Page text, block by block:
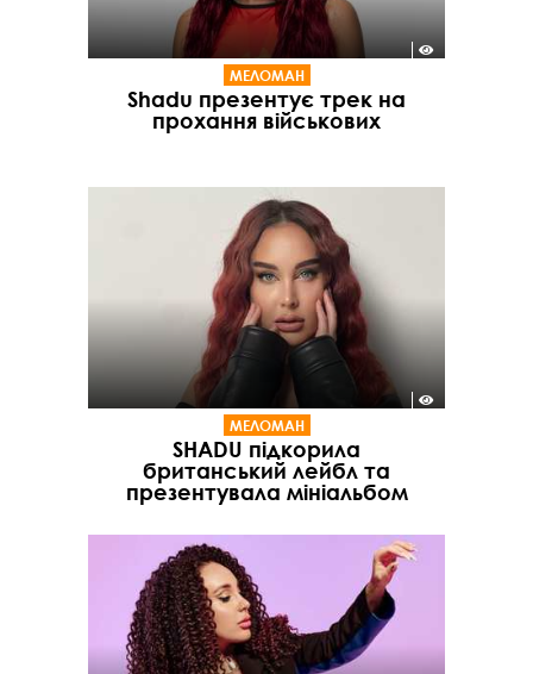
МЕЛОМАН
Shadu презентує трек на
прохання військових
МЕЛОМАН
SHADU підкорила
британський лейбл та
презентувала мініальбом